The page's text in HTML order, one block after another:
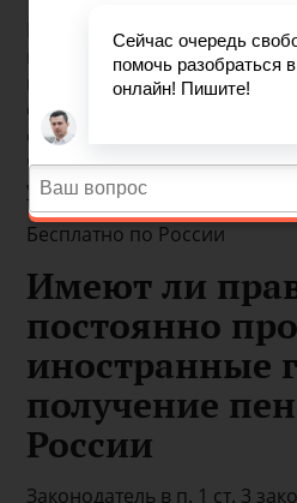
В РФ этой категории
пенсионное обеспечение
поддержка со стороны
с теми, кто не имеет
если они проживают на
что могут претендовать эти
условиях, и поговорим в
Бесплатно по России
Имеют ли
постоянно
иностранные
получение
России
Законодатель в п. 1 ст. 3